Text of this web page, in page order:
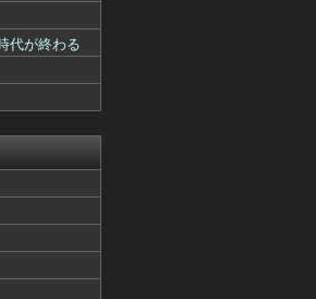
...
代が終わる